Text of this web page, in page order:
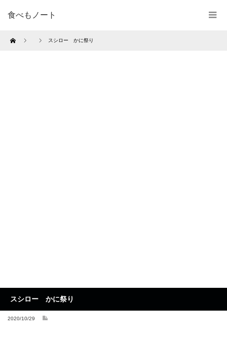
食べもノート
Home スシロー かに祭り
スシロー かに祭り
2020/10/29